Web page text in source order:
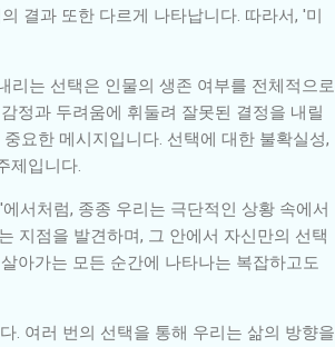
결과 또한 다르게 나타납니다. 따라서, '미
리는 선택은 인물의 생존 여부를 전체적으로
정과 두려움에 휘둘려 잘못된 결정을 내릴
요한 메시지입니다. 선택에 대한 불확실성,
제입니다.
서처럼, 종종 우리는 극단적인 상황 속에서
지점을 발견하며, 그 안에서 자신만의 선택
아가는 모든 순간에 나타나는 복잡하고도
. 여러 번의 선택을 통해 우리는 삶의 방향을